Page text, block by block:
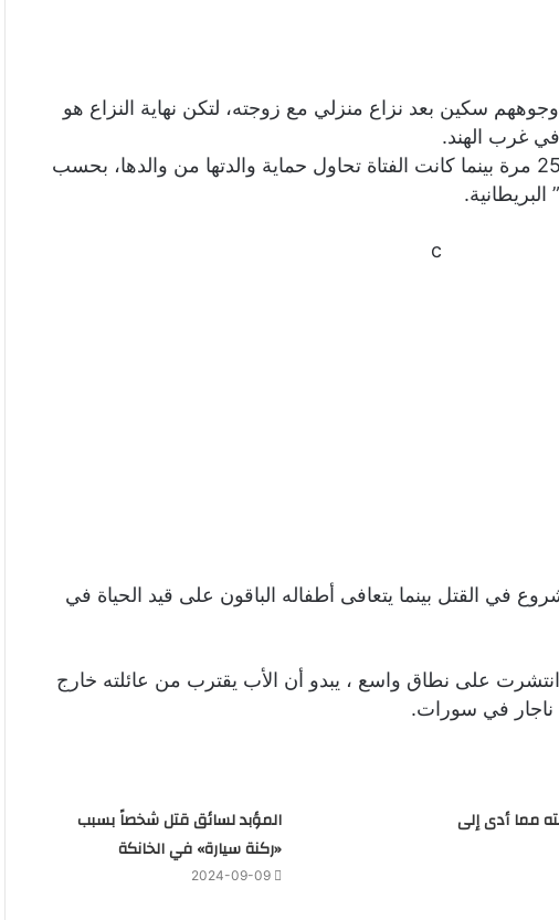
سكين بعد نزاع منزلي مع زوجته، لتكن نهاية النزاع هو
في غرب الهند.
ويُزعم أن الأب المجرم طعن ابنته 25 مرة بينما كانت الفتاة تحاول حماية والدتها من والدها، بحسب
c
في القتل بينما يتعافى أطفاله الباقون على قيد الحياة في
انتشرت على نطاق واسع ، يبدو أن الأب يقترب من عائلته خارج
ناجار في سورات.
مما أدى إلى
المؤبد لسائق قتل شخصاً بسبب
«ركنة سيارة» في الخانكة
2024-09-09